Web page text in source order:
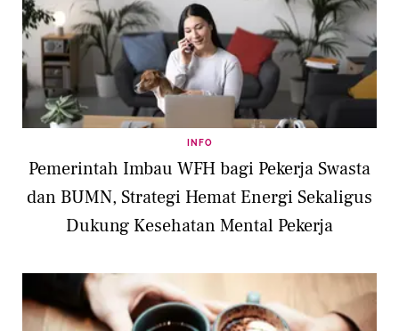
INFO
Pemerintah Imbau WFH bagi Pekerja Swasta
dan BUMN, Strategi Hemat Energi Sekaligus
Dukung Kesehatan Mental Pekerja